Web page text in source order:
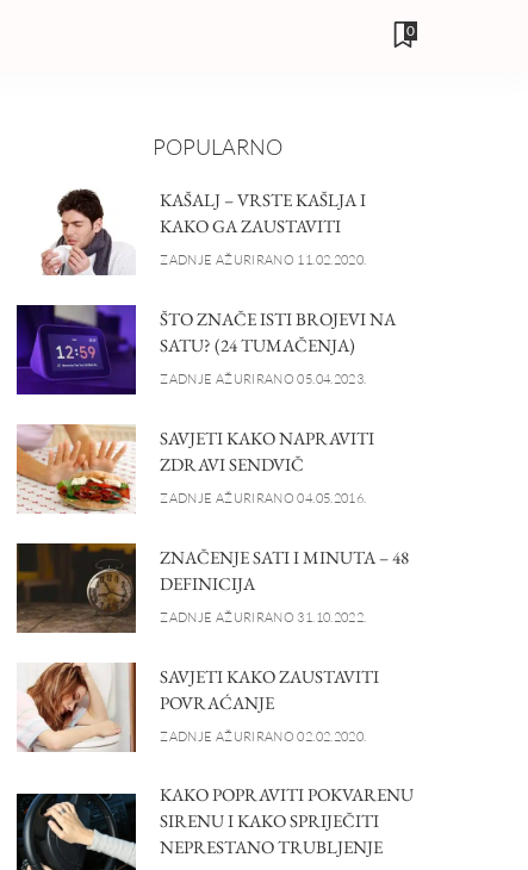
0
POPULARNO
KAŠALJ – VRSTE KAŠLJA I
KAKO GA ZAUSTAVITI
ZADNJE AŽURIRANO 11.02.2020.
ŠTO ZNAČE ISTI BROJEVI NA
SATU? (24 TUMAČENJA)
ZADNJE AŽURIRANO 05.04.2023.
SAVJETI KAKO NAPRAVITI
ZDRAVI SENDVIČ
ZADNJE AŽURIRANO 04.05.2016.
ZNAČENJE SATI I MINUTA – 48
DEFINICIJA
ZADNJE AŽURIRANO 31.10.2022.
SAVJETI KAKO ZAUSTAVITI
POVRAĆANJE
ZADNJE AŽURIRANO 02.02.2020.
KAKO POPRAVITI POKVARENU
SIRENU I KAKO SPRIJEČITI
NEPRESTANO TRUBLJENJE